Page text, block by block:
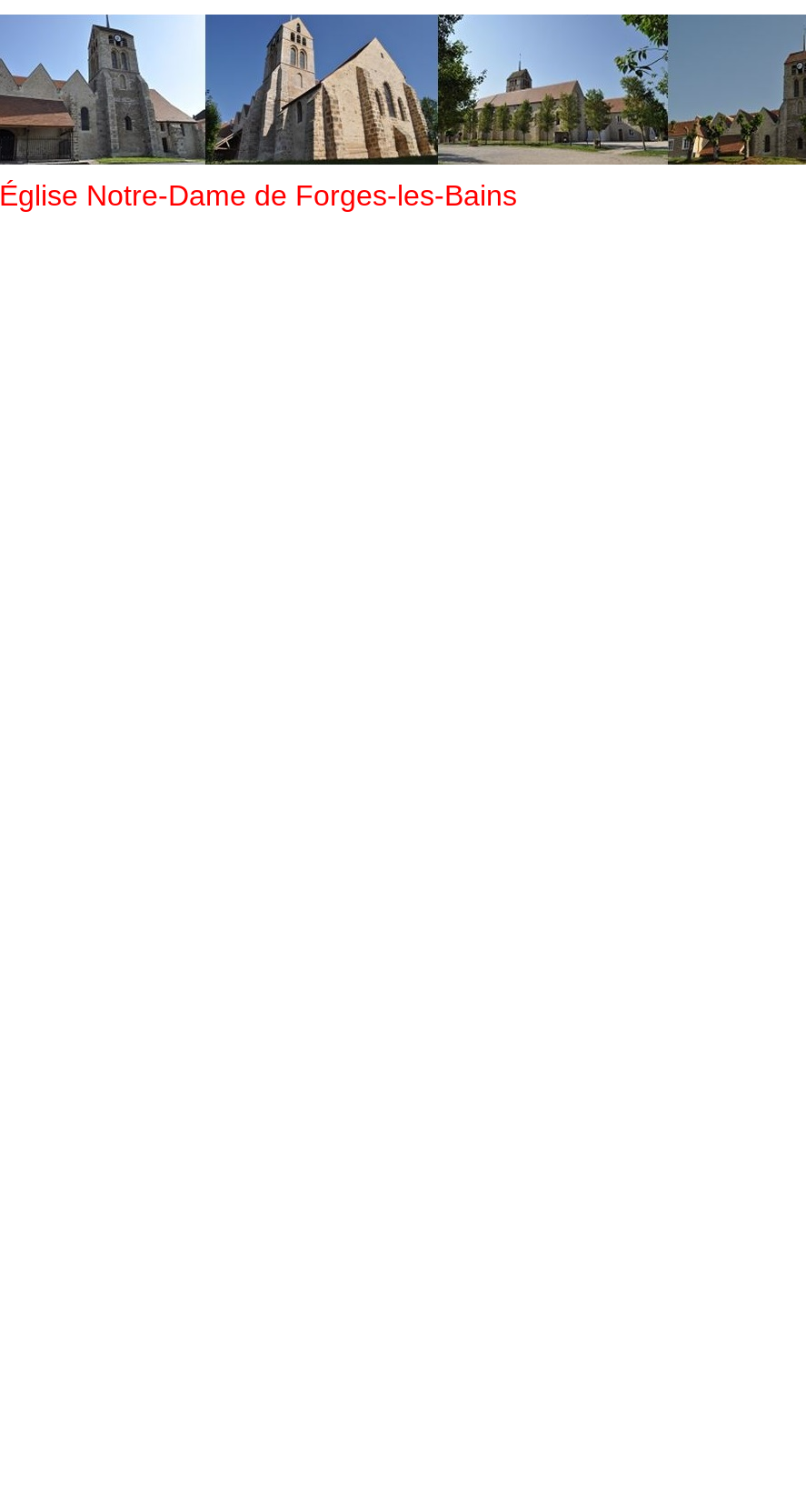
Notre-Dame de Forges-les-Bains